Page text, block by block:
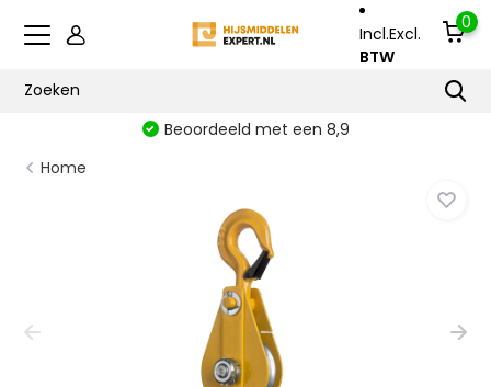
Incl.Excl.
BTW
0
Beoordeeld met een 8,9
Home